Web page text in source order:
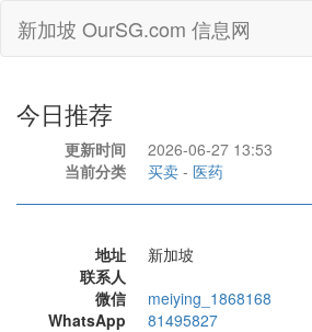
新加坡 OurSG.com 信息网
今日推荐
更新时间
2026-06-27 13:53
当前分类
买卖 - 医药
地址
新加坡
联系人
微信
meiying_1868168
WhatsApp
81495827